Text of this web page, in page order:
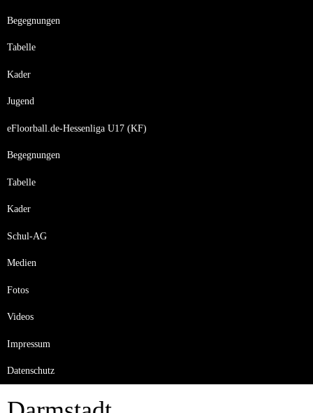
Begegnungen
Tabelle
Kader
Jugend
eFloorball.de-Hessenliga U17 (KF)
Begegnungen
Tabelle
Kader
Schul-AG
Medien
Fotos
Videos
Impressum
Datenschutz